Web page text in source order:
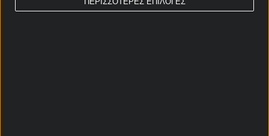
Απόδοση: 2.35 Παίξε νόμιμα